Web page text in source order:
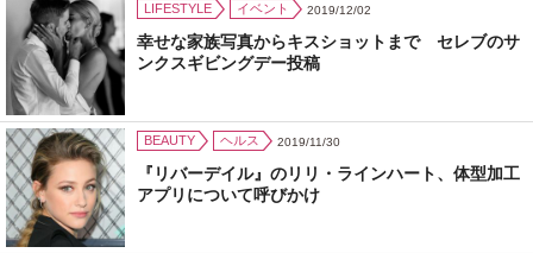
LIFESTYLE イベント 2019/12/02
幸せな家族写真からキスショットまで セレブのサ
ンクスギビングデー投稿
BEAUTY ヘルス 2019/11/30
『リバーデイル』のリリ・ラインハート、体型加工
アプリについて呼びかけ